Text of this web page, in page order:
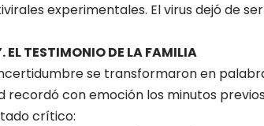
experimentales. El virus dejó de
EL TESTIMONIO DE LA FAMILIA
se transformaron en
recordó con emoción los minutos
crítico: